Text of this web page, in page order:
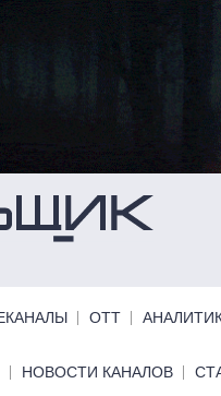
ОТТ
НОВОСТИ КАНАЛОВ